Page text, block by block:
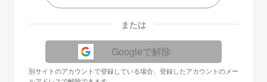
または
Googleで解除
別サイトのアカウントで登録している場合、登録したアカウントのメー